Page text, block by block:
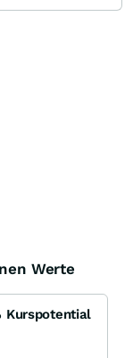
Werte
Kurspotential